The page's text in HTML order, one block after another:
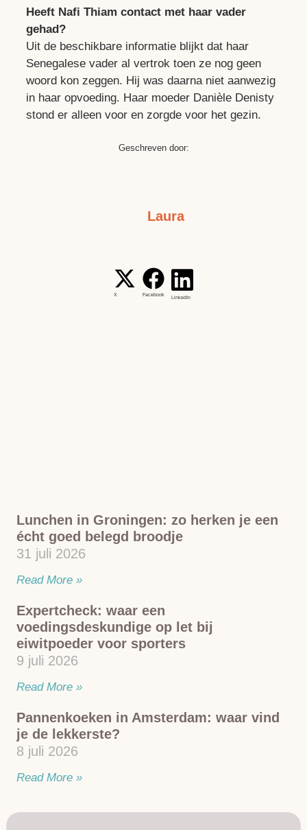
Geschreven door:
Laura
X Facebook
LinkedIn
Lunchen in Groningen: zo herken je een
écht goed belegd broodje
31 juli 2026
Read More »
Expertcheck: waar een
voedingsdeskundige op let bij
eiwitpoeder voor sporters
9 juli 2026
Read More »
Pannenkoeken in Amsterdam: waar vind
je de lekkerste?
8 juli 2026
Read More »
Heeft Nafi Thiam contact met haar vader
gehad?
Uit de beschikbare informatie blijkt dat haar
Senegalese vader al vertrok toen ze nog geen
woord kon zeggen. Hij was daarna niet aanwezig
in haar opvoeding. Haar moeder Danièle Denisty
stond er alleen voor en zorgde voor het gezin.